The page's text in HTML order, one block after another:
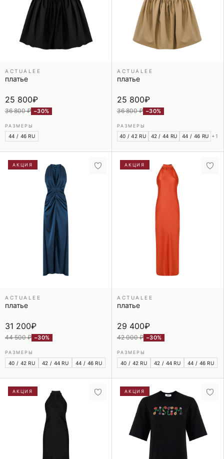
ACTUALEE
платье
25 800₽
36 800 ₽ −30%
РАЗМЕРЫ
44 / 46 RU
ACTUALEE
платье
25 800₽
36 800 ₽ −30%
РАЗМЕРЫ
40 / 42 RU 42 / 44 RU 44 / 46 RU +1
АКЦИЯ
ACTUALEE
платье
31 200₽
44 500 ₽ −30%
РАЗМЕРЫ
40 / 42 RU 42 / 44 RU 44 / 46 RU
АКЦИЯ
ACTUALEE
платье
29 400₽
42 000 ₽ −30%
РАЗМЕРЫ
40 / 42 RU 42 / 44 RU 44 / 46 RU
АКЦИЯ АКЦИЯ